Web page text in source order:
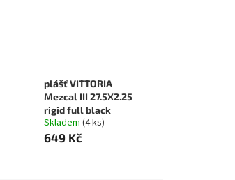
plášť VITTORIA
Mezcal III 27.5X2.25
rigid full black
Skladem (4 ks)
649 Kč